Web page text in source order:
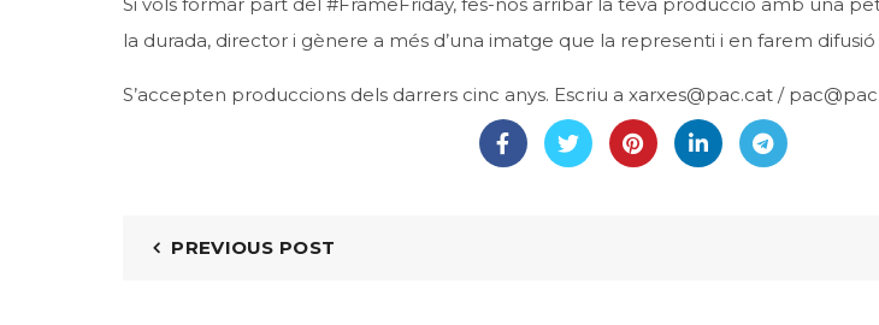
la durada, director i gènere a més d’una imatge que la representi i en farem difusió
S’accepten produccions dels darrers cinc anys. Escriu a xarxes@pac.cat /
PREVIOUS POST